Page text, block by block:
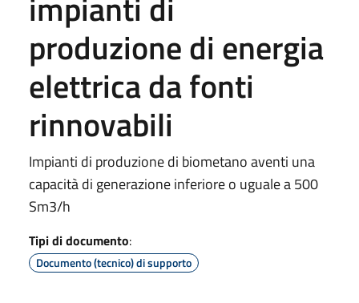
produzione di energia
elettrica da fonti
rinnovabili
Impianti di produzione di biometano aventi una
capacità di generazione inferiore o uguale a 500
Sm3/h
Tipi di documento:
Documento (tecnico) di supporto